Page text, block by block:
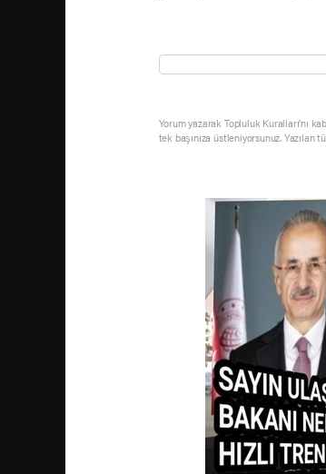
Yorum yazarak Topluluk Kuralları’nı
tek başınıza üstleniyorsunuz.